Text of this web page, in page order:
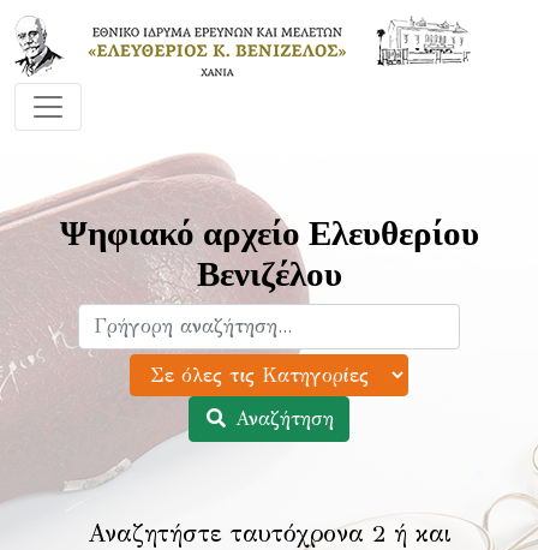
Ψηφιακό αρχείο Ελευθερίου
Βενιζέλου
Αναζήτηση
Αναζητήστε ταυτόχρονα 2 ή και